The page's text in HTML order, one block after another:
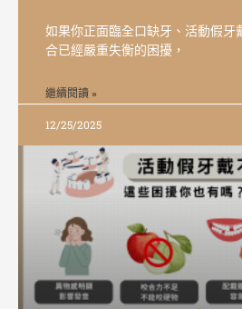
如果你正面臨全口缺牙、活動假牙
合已經嚴重失衡的困擾，
繼續閱讀 »
12/25/2025